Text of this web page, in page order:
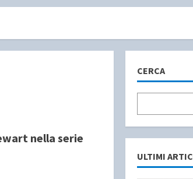
nella serie
CERCA
ULTIMI